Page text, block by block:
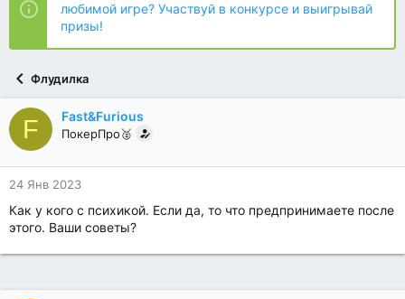
а
любимой игре? Участвуй в конкурсе и выигрывай
призы!
Флудилка
F Fast&Furious
ПокерПро🥈
24 Янв 2023
Как у кого с психикой. Если да, то что предпринимаете после
этого. Ваши советы?